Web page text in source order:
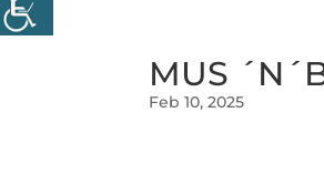
MUS
Feb 10, 2025